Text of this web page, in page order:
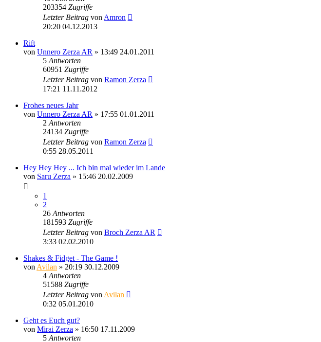
203354 Zugriffe
Letzter Beitrag von Amron
20:20 04.12.2013
Rift
von Unnero Zerza AR » 13:49 24.01.2011
5 Antworten
60951 Zugriffe
Letzter Beitrag von Ramon Zerza
17:21 11.11.2012
Frohes neues Jahr
von Unnero Zerza AR » 17:55 01.01.2011
2 Antworten
24134 Zugriffe
Letzter Beitrag von Ramon Zerza
0:55 28.05.2011
Hey Hey Hey ... Ich bin mal wieder im Lande
von Saru Zerza » 15:46 20.02.2009
1
2
26 Antworten
181593 Zugriffe
Letzter Beitrag von Broch Zerza AR
3:33 02.02.2010
Shakes & Fidget - The Game !
von Avilan » 20:19 30.12.2009
4 Antworten
51588 Zugriffe
Letzter Beitrag von Avilan
0:32 05.01.2010
Geht es Euch gut?
von Mirai Zerza » 16:50 17.11.2009
5 Antworten